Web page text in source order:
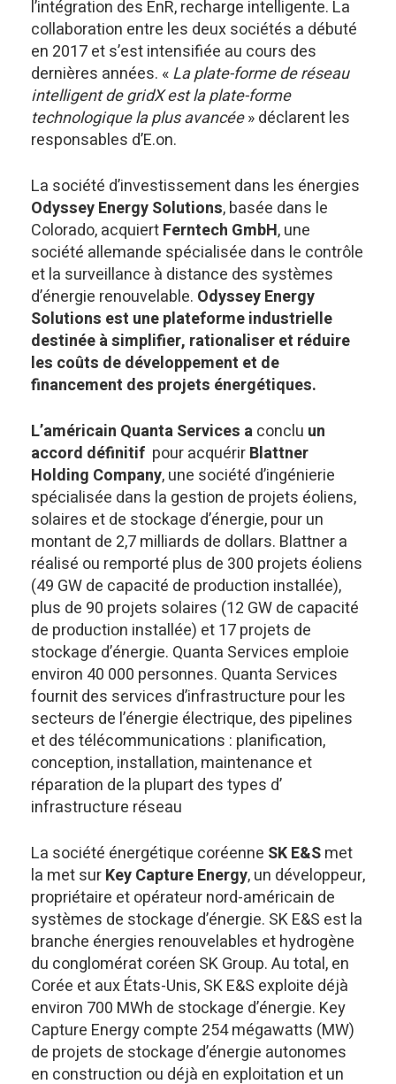
l’intégration des EnR, recharge intelligente. La
collaboration entre les deux sociétés a débuté
en 2017 et s’est intensifiée au cours des
dernières années. «La plate-forme de réseau
intelligent de gridX est la plate-forme
technologique la plus avancée» déclarent les
responsables d’E.on.
La société d’investissement dans les énergies
Odyssey Energy Solutions, basée dans le
Colorado, acquiertFerntech GmbH, une
société allemande spécialisée dans le contrôle
et la surveillance à distance des systèmes
d’énergie renouvelable. Odyssey Energy
Solutions est une plateforme industrielle
destinée à simplifier, rationaliser et réduire
les coûts de développement et de
financement des projets énergétiques.
L’américain Quanta Services aconclu un
accord définitif pour acquérirBlattner
Holding Company, une société d’ingénierie
spécialisée dans la gestion de projets éoliens,
solaires et de stockage d’énergie, pour un
montant de 2,7 milliards de dollars. Blattner a
réalisé ou remporté plus de 300 projets éoliens
(49 GW de capacité de production installée),
plus de 90 projets solaires (12 GW de capacité
de production installée) et 17 projets de
stockage d’énergie. Quanta Services emploie
environ 40 000 personnes. Quanta Services
fournit des services d’infrastructure pour les
secteurs de l’énergie électrique, des pipelines
et des télécommunications : planification,
conception, installation, maintenance et
réparation de la plupart des types d’
infrastructure réseau
La société énergétique coréenne SK E&Smet
la met surKey Capture Energy, un développeur,
propriétaire et opérateur nord-américain de
systèmes de stockage d’énergie. SK E&S est la
branche énergies renouvelables et hydrogène
du conglomérat coréen SK Group. Au total, en
Corée et aux États-Unis, SK E&S exploite déjà
environ 700 MWh de stockage d’énergie. Key
Capture Energy compte 254 mégawatts (MW)
de projets de stockage d’énergie autonomes
en construction ou déjà en exploitation et un